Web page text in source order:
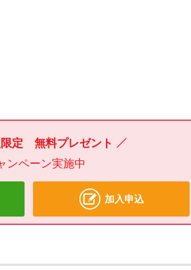
限定 無料プレゼント
ンペーン実施中
加入申込